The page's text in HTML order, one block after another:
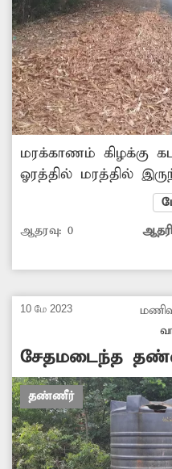
மரக்காணம் கிழக்கு
ஓரத்தில் மரத்தில்
இலைகள் குப்பைகள்
கிடக்கிறது. இதனால்
இரு சக்கர வாகன
ஒதுங்கும் போது
சாலையோர
அப்புறப்படுத்த
ஆதரவு: 0
10 மே 2023
சேதமடைந்த
தண்ணீர்